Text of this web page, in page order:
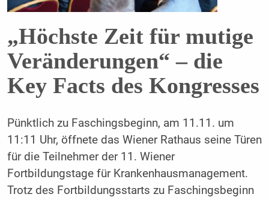
„Höchste Zeit für mutige
Veränderungen“ – die
Key Facts des Kongresses
Pünktlich zu Faschingsbeginn, am 11.11. um
11:11 Uhr, öffnete das Wiener Rathaus seine Türen
für die Teilnehmer der 11. Wiener
Fortbildungstage für Krankenhausmanagement.
Trotz des Fortbildungsstarts zu Faschingsbeginn